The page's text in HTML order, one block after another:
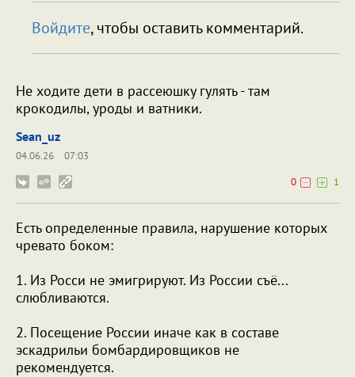
Войдите, чтобы оставить комментарий.
Не ходите дети в рассеюшку гулять - там
крокодилы, уроды и ватники.
Sean_uz
04.06.26
07:03
0
1
Есть определенные правила, нарушение которых
чревато боком:
1. Из Росси не эмигрируют. Из России съё...
слюбливаются.
2. Посещение России иначе как в составе
эскадрильи бомбардировщиков не
рекомендуется.